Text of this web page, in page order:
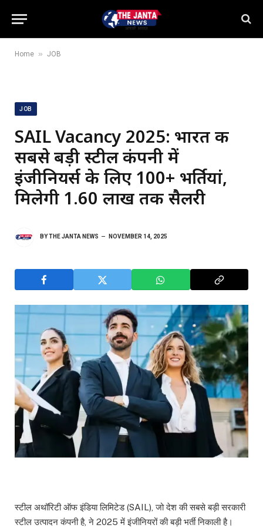
Home » JOB
JOB
SAIL Vacancy 2025: भारत की
सबसे बड़ी स्टील कंपनी में
इंजीनियर्स के लिए 100+ भर्तियां,
मिलेगी ₹1.60 लाख तक सैलरी
BYTHE JANTA NEWS NOVEMBER 14, 2025
स्टील अथॉरिटी ऑफ इंडिया लिमिटेड (SAIL), जो देश की सबसे बड़ी सरकारी
स्टील उत्पादन कंपनी है, ने 2025 में इंजीनियरों की बड़ी भर्ती निकाली है।